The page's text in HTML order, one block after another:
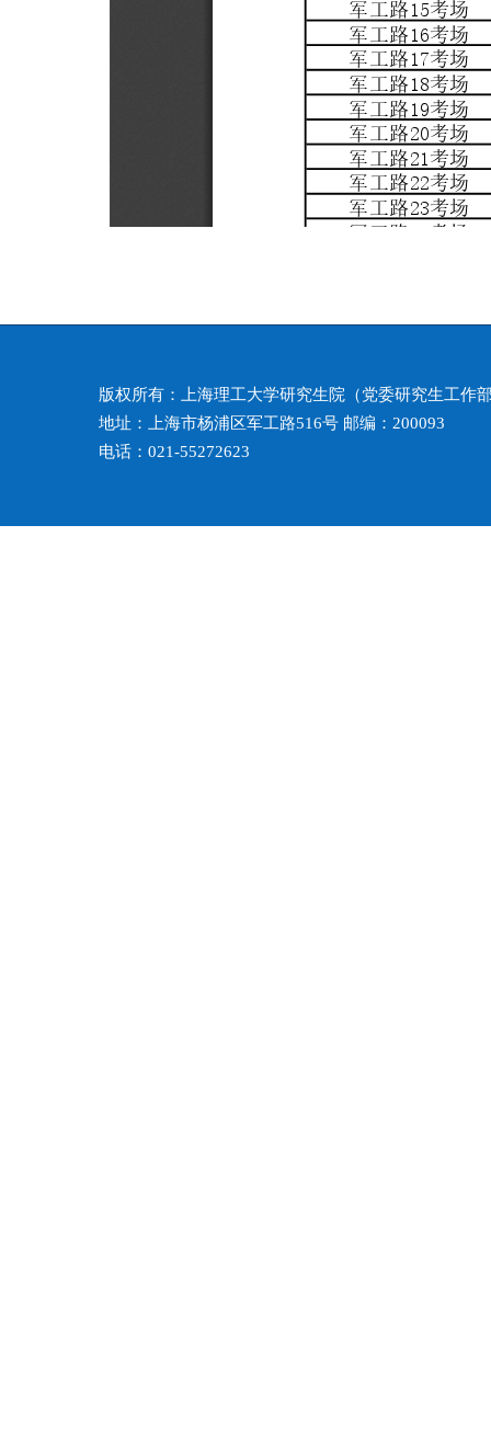
版权所有：上海理工大学研究生院（党委研究生工作
地址：上海市杨浦区军工路516号 邮编：200093
电话：021-55272623